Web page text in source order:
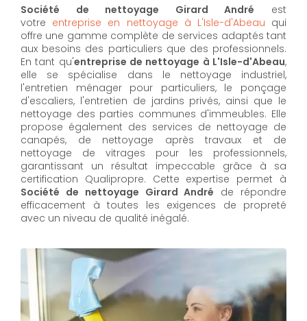
Société de nettoyage Girard André est
votre entreprise en nettoyage à L'Isle-d'Abeau qui
offre une gamme complète de services adaptés tant
aux besoins des particuliers que des professionnels.
En tant qu'entreprise de nettoyage à L'Isle-d'Abeau,
elle se spécialise dans le nettoyage industriel,
l'entretien ménager pour particuliers, le ponçage
d'escaliers, l'entretien de jardins privés, ainsi que le
nettoyage des parties communes d'immeubles. Elle
propose également des services de nettoyage de
canapés, de nettoyage après travaux et de
nettoyage de vitrages pour les professionnels,
garantissant un résultat impeccable grâce à sa
certification Qualipropre. Cette expertise permet à
Société de nettoyage Girard André de répondre
efficacement à toutes les exigences de propreté
avec un niveau de qualité inégalé.